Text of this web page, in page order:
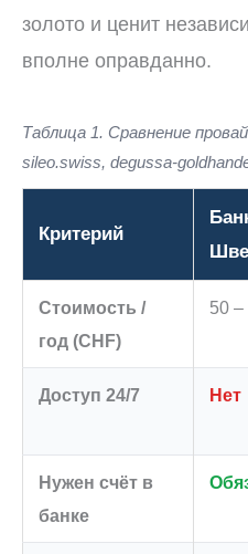
золото и ценит
вполне оправданно.
Таблица 1. Сравнение
sileo.swiss, degussa-
Критерий
Стоимость /
год (CHF)
50 –
Доступ 24/7 Нет
Нужен счёт в
банке